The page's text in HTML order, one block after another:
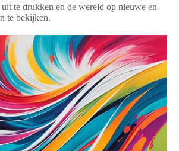
te drukken en de wereld op nieuwe en
te bekijken.